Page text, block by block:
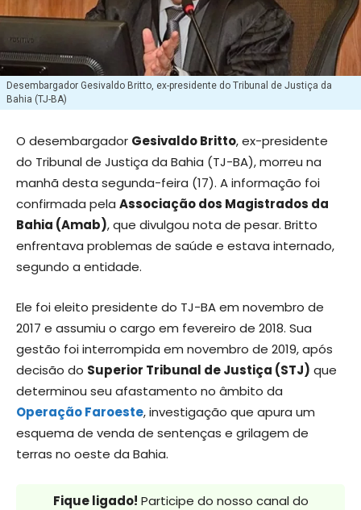
Desembargador Gesivaldo Britto, ex-presidente do Tribunal de Justiça da
Bahia (TJ-BA)
O desembargador Gesivaldo Britto, ex-presidente
do Tribunal de Justiça da Bahia (TJ-BA), morreu na
manhã desta segunda-feira (17). A informação foi
confirmada pela Associação dos Magistrados da
Bahia (Amab), que divulgou nota de pesar. Britto
enfrentava problemas de saúde e estava internado,
segundo a entidade.
Ele foi eleito presidente do TJ-BA em novembro de
2017 e assumiu o cargo em fevereiro de 2018. Sua
gestão foi interrompida em novembro de 2019, após
decisão do Superior Tribunal de Justiça (STJ) que
determinou seu afastamento no âmbito da
Operação Faroeste, investigação que apura um
esquema de venda de sentenças e grilagem de
terras no oeste da Bahia.
Fique ligado! Participe do nosso canal do